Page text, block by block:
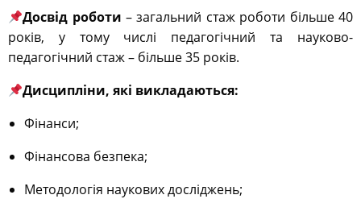
Досвід роботи– загальний стаж роботи більше 40
років, у тому числі педагогічний та науково-
педагогічний стаж – більше 35 років.
Дисципліни, які викладаються:
Фінанси;
Фінансова безпека;
Методологія наукових досліджень;